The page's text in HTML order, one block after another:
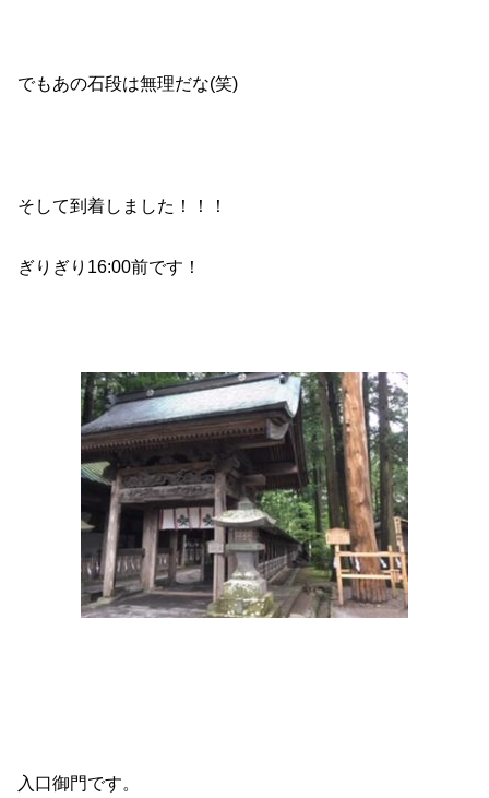
でもあの石段は無理だな(笑)
そして到着しました！！！
ぎりぎり16:00前です！
入口御門です。